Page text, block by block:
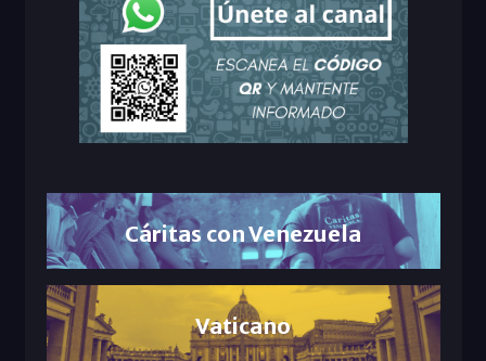
Cáritas con Venezuela
Vaticano